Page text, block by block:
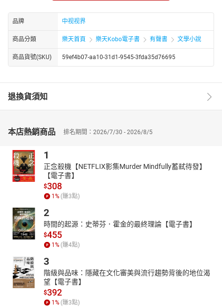
余万字，口头发表婚恋论调成千上万次，主张如果爱只爱七分，因
为不奢望，反而过得自由幸福。
主播简介：
默语金金，原名金曼。爱好人文历史,有声读物,亲子,儿童文学,童话
品牌 中视视界
商品分類 樂天首頁 樂天Kobo電子書 有聲書 文學小說
商品貨號(SKU) 59ef4b07-aa10-31d1-9545-3fda35d76695
退換貨須知
本店熱銷商品 排名期間：2026/7/30 - 2026/8/5
1
正念殺機【NETFLIX影集Murder Mindfully蓄弒待發】
【電子書】
$308
1 % (賺3點)
2
時間的起源：史蒂芬．霍金的最終理論【電子書】
$455
1 % (賺4點)
3
階級與品味：隱藏在文化審美與流行趨勢背後的地位渴
望【電子書】
$392
1 % (賺3點)